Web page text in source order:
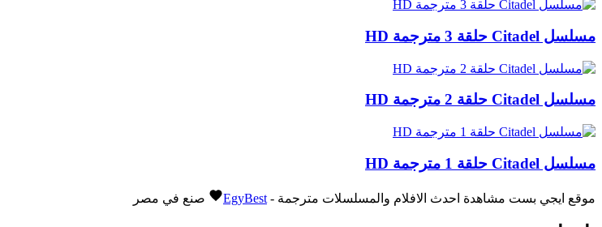
مسلسل Citadel حلقة 3 مترجمة HD
مسلسل Citadel حلقة 2 مترجمة HD
مسلسل Citadel حلقة 1 مترجمة HD
موقع ايجي بست مشاهدة احدث الافلام والمسلسلات مترجمة - EgyBest صنع في مصر